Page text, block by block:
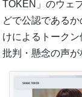
TOKEN」のウェ
どで公認である
けによるトーク
批判・懸念の声が